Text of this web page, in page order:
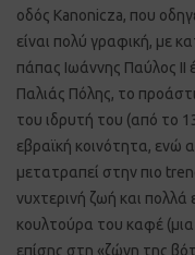
οδός Kanonicza, που
είναι πολύ γραφική, με
πάπας Ιωάννης Παύλος
Παλιάς Πόλης, το
του ιδρυτή του (από το
εβραϊκή κοινότητα, ενώ
μετατραπεί στην πιο
νυχτερινή ζωή και πολλά
κουλτούρα του καφέ (μια
επίσης στη «ζώνη της